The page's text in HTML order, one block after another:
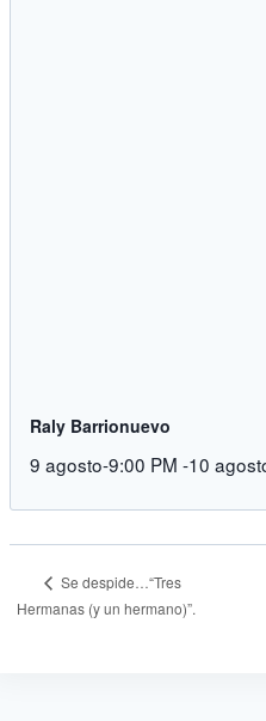
Raly Barrionuevo
9 agosto-9:00 PM -10
Se despide…“Tres
Hermanas (y un hermano)”.